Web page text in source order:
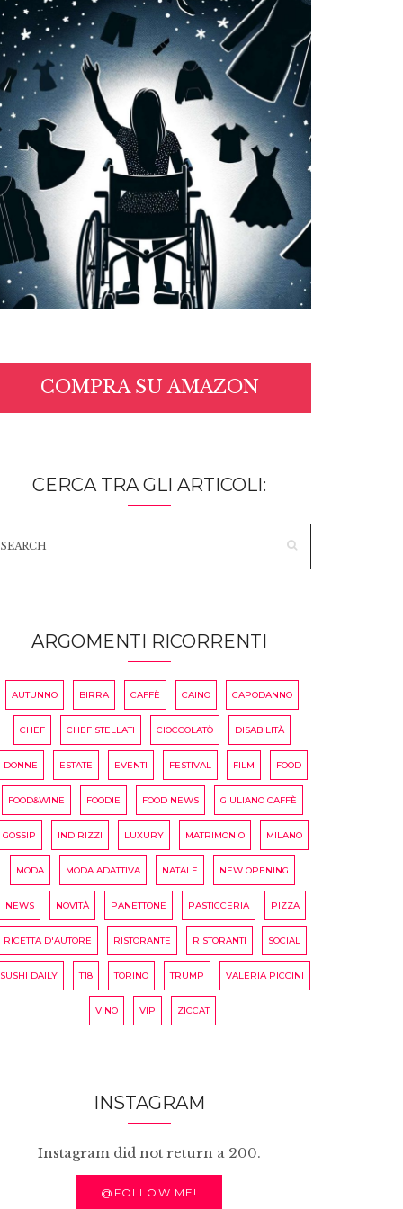
COMPRA SU AMAZON
CERCA TRA GLI ARTICOLI:
ARGOMENTI RICORRENTI
AUTUNNO BIRRA CAFFÈ CAINO CAPODANNO
CHEF CHEF STELLATI CIOCCOLATÒ DISABILITÀ
DONNE ESTATE EVENTI FESTIVAL FILM FOOD
FOOD&WINE FOODIE FOOD NEWS GIULIANO CAFFÈ
GOSSIP INDIRIZZI LUXURY MATRIMONIO MILANO
MODA MODA ADATTIVA NATALE NEW OPENING
NEWS NOVITÀ PANETTONE PASTICCERIA PIZZA
RICETTA D'AUTORE RISTORANTE RISTORANTI SOCIAL
SUSHI DAILY T18 TORINO TRUMP VALERIA PICCINI
VINO VIP ZICCAT
INSTAGRAM
Instagram did not return a 200.
@FOLLOW ME!